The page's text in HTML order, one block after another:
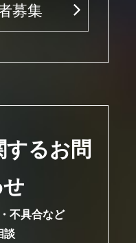
募集
るお問
不具合など
談